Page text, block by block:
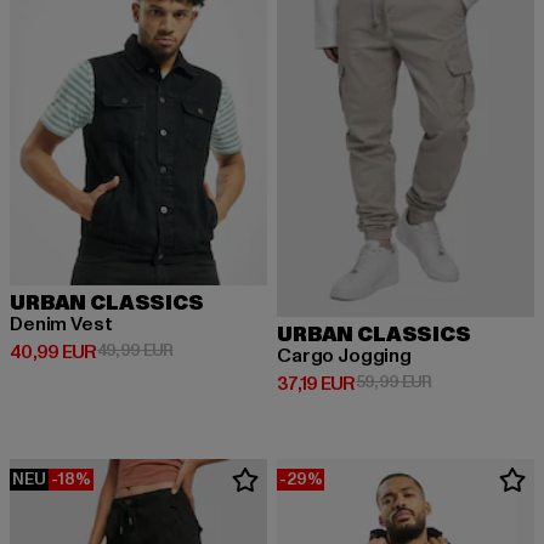
URBAN CLASSICS
Denim Vest
40,99 EUR
Derzeitiger Preis: 40,99 EUR
49,99 EURAktionspreis: 49,99 EUR
URBAN CLASSICS
Cargo Jogging
37,19 EUR
Derzeitiger Preis: 37,19 EUR
59,99 EURAktionspreis:
NEU -18% -29%